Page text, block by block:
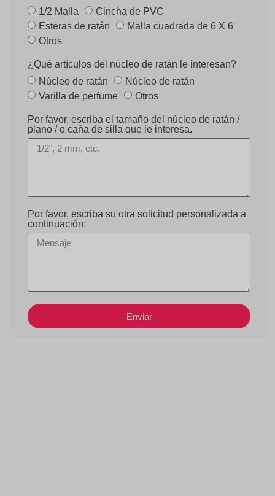
1/2 Malla
Cincha de PVC
Esteras de ratán
Malla cuadrada de 6 X 6
Otros
¿Qué artículos del núcleo de ratán le interesan?
Núcleo de ratán
Núcleo de ratán
Varilla de perfume
Otros
Por favor, escriba el tamaño del núcleo de ratán /
plano / o caña de silla que le interesa.
Por favor, escriba su otra solicitud personalizada a
continuación:
Enviar